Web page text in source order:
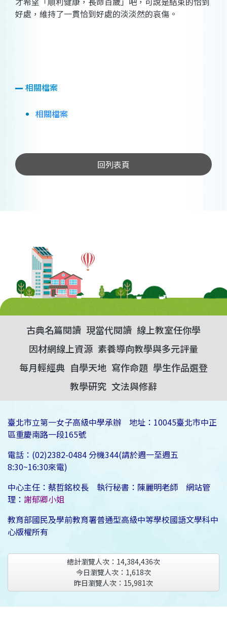
好處，維持了一貫恰到好處的淡淡然的哀傷。
相關檔案
相關檔案
回列表頁
古典名篇閱讀 現當代閱讀 線上教室任你學
因材網線上資源 素養導向教學與多元評量
每月輕經典 自學天地 寫作命題 學生作品選登
教學研究 文法與修辭
臺北市立第一女子高級中學承辦 地址：10045臺北市中正
區重慶南路一段165號
電話：(02)2382-0484 分機344(請於週一至週五
8:30~16:30來電)
中心主任：蔡哲銘校長 執行秘書：陳麗明老師 網站管
理： 謝郁卿小姐
教育部國民及學前教育署普通型高級中等學校國語文學科中
心版權所有
總計瀏覽人次： 14,384,436次
今日瀏覽人次： 1,618次
昨日瀏覽人次： 15,981次